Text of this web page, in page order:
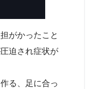
がかったこと
迫され症状が
る、足に合っ